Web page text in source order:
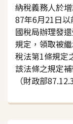
納稅義務人於
87年6月21日
國稅局辦理發
規定，領取被
稅法第1條規定
該法條之規定
（財政部